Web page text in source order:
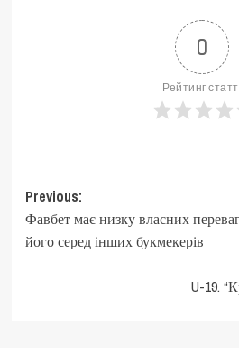
0
Рейтинг
Post
navigation
Previous:
Фавбет має низку власних
його серед інших букмекерів
U-19.